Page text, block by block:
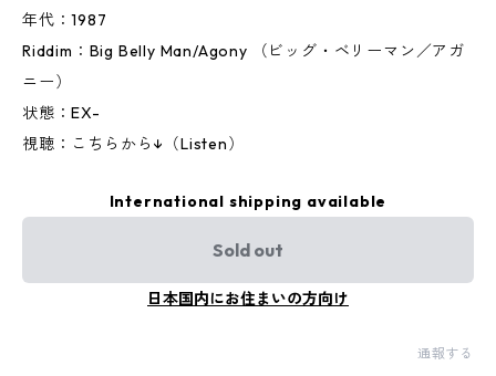
年代：1987
Riddim：Big Belly Man/Agony （ビッグ・ベリーマン／アガ
ニー）
状態：EX-
視聴：こちらから↓（Listen）
International shipping available
Sold out
日本国内にお住まいの方向け
通報する